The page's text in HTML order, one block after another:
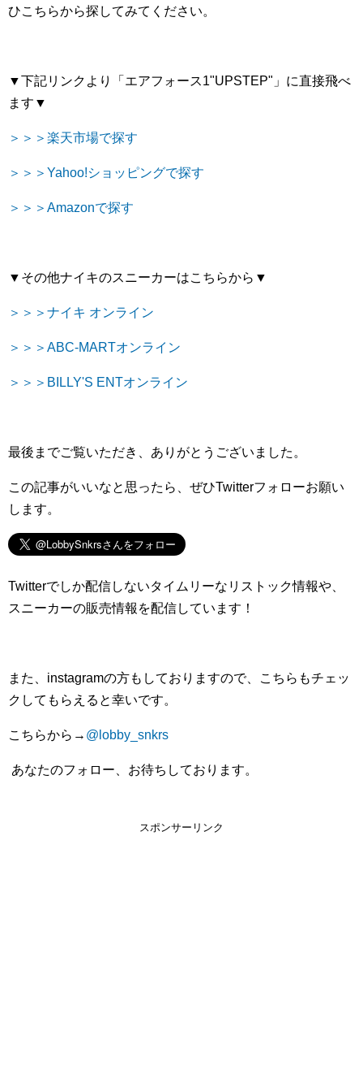
ひこちらから探してみてください。
▼下記リンクより「エアフォース1"UPSTEP"」に直接飛べ
ます▼
＞＞＞楽天市場で探す
＞＞＞Yahoo!ショッピングで探す
＞＞＞Amazonで探す
▼その他ナイキのスニーカーはこちらから▼
＞＞＞ナイキ オンライン
＞＞＞ABC-MARTオンライン
＞＞＞BILLY'S ENTオンライン
最後までご覧いただき、ありがとうございました。
この記事がいいなと思ったら、ぜひTwitterフォローお願い
します。
Twitterでしか配信しないタイムリーなリストック情報や、
スニーカーの販売情報を配信しています！
また、 instagramの方もしておりますので、こちらもチェッ
クしてもらえると幸いです。
こちらから → @lobby_snkrs
あなたのフォロー、お待ちしております。
スポンサーリンク